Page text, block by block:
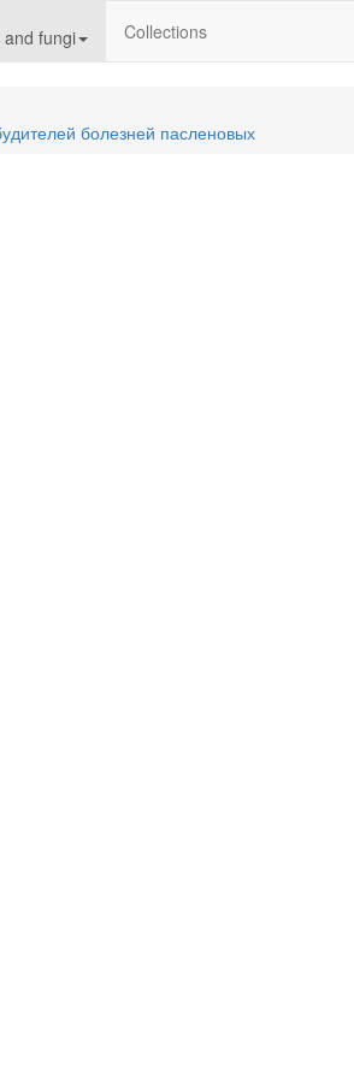
fungi Collections
болезней пасленовых